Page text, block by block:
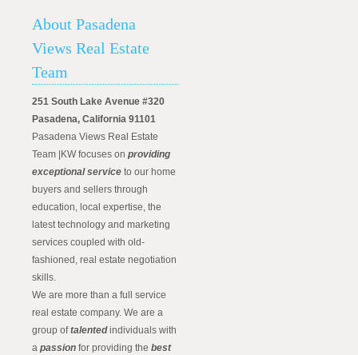
About Pasadena
Views Real Estate
Team
251 South Lake Avenue #320
Pasadena, California 91101
Pasadena Views Real Estate
Team |KW focuses on providing
exceptional service to our home
buyers and sellers through
education, local expertise, the
latest technology and marketing
services coupled with old-
fashioned, real estate negotiation
skills.
We are more than a full service
real estate company. We are a
group oftalentedindividuals with
a passion for providing the best